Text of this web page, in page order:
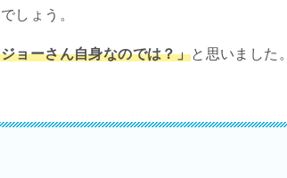
しょう。
ョーさん自身なのでは？」と思いました。